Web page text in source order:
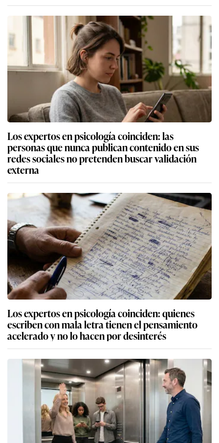
Los expertos en psicología coinciden: las
personas que nunca publican contenido en sus
redes sociales no pretenden buscar validación
externa
Los expertos en psicología coinciden: quienes
escriben con mala letra tienen el pensamiento
acelerado y no lo hacen por desinterés